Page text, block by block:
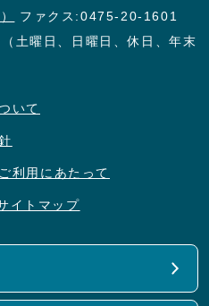
ファクス:0475-20-1601
土曜日、日曜日、休日、年末
いて
利用にあたって
イトマップ